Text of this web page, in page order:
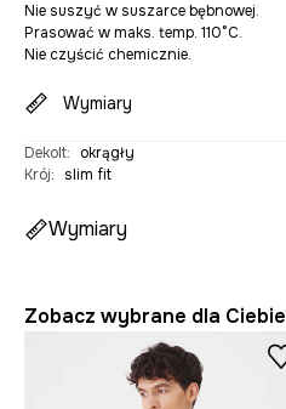
Nie suszyć w suszarce bębnowej.
Prasować w maks. temp. 110°C.
Nie czyścić chemicznie.
Wymiary
Dekolt:
okrągły
Krój: slim fit
Wymiary
Zobacz wybrane dla Ciebie